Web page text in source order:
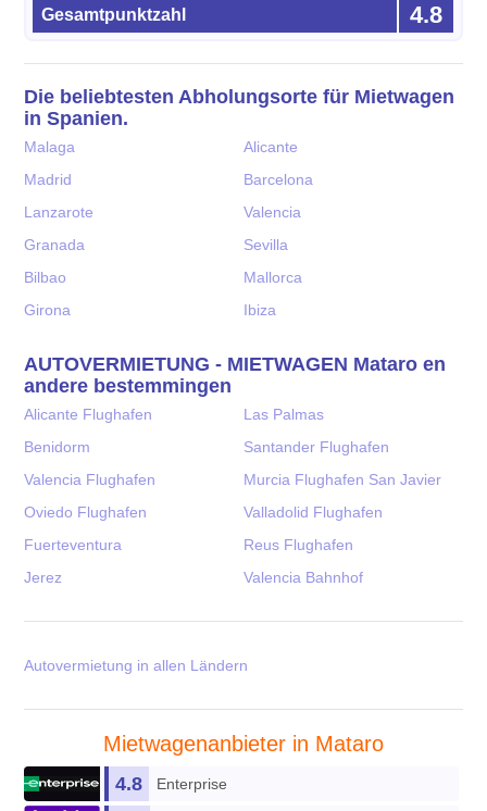
Gesamtpunktzahl 4.8
Die beliebtesten Abholungsorte für Mietwagen
in Spanien.
Malaga
Alicante
Madrid
Barcelona
Lanzarote
Valencia
Granada
Sevilla
Bilbao
Mallorca
Girona
Ibiza
AUTOVERMIETUNG - MIETWAGEN Mataro en
andere bestemmingen
Alicante Flughafen
Las Palmas
Benidorm
Santander Flughafen
Valencia Flughafen
Murcia Flughafen San Javier
Oviedo Flughafen
Valladolid Flughafen
Fuerteventura
Reus Flughafen
Jerez
Valencia Bahnhof
Autovermietung in allen Ländern
Mietwagenanbieter in Mataro
Enterprise
4.8